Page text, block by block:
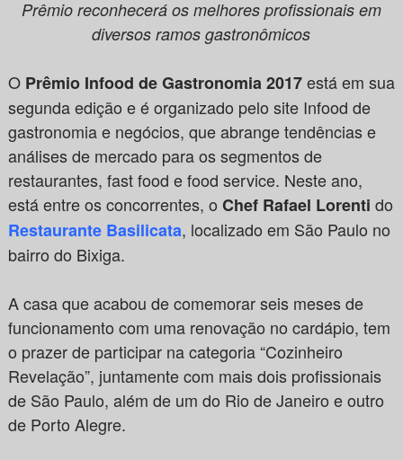
Prêmio reconhecerá os melhores profissionais em
diversos ramos gastronômicos
O Prêmio Infood de Gastronomia 2017está em sua
segunda edição e é organizado pelo site Infood de
gastronomia e negócios, que abrange tendências e
análises de mercado para os segmentos de
restaurantes, fast food e food service. Neste ano,
está entre os concorrentes, o Chef Rafael Lorenti do
Restaurante Basilicata, localizado em São Paulo no
bairro do Bixiga.
A casa que acabou de comemorar seis meses de
funcionamento com uma renovação no cardápio, tem
o prazer de participar na categoria “Cozinheiro
Revelação”, juntamente com mais dois profissionais
de São Paulo, além de um do Rio de Janeiro e outro
de Porto Alegre.